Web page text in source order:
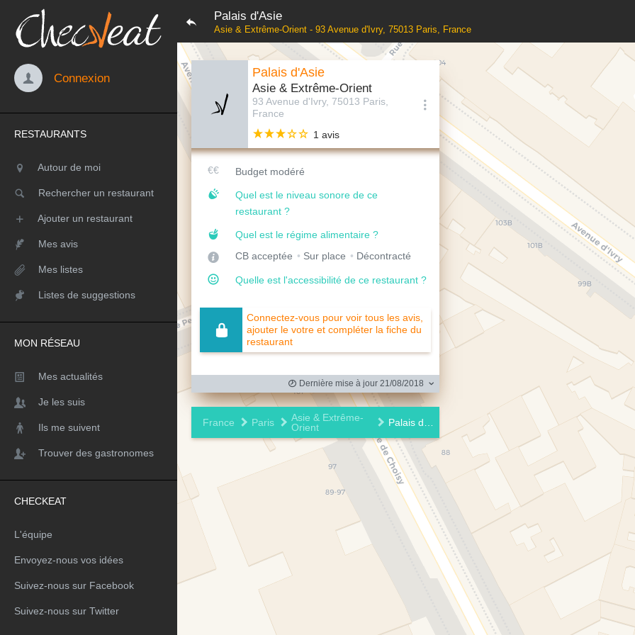
Palais d'Asie
Asie & Extrême-Orient - 93 Avenue d'Ivry, 75013 Paris, France
Connexion
RESTAURANTS
Autour de moi
Rechercher un restaurant
Ajouter un restaurant
Mes avis
Mes listes
Listes de suggestions
MON RÉSEAU
Mes actualités
Je les suis
Ils me suivent
Trouver des gastronomes
CHECKEAT
L'équipe
Envoyez-nous vos idées
Suivez-nous sur Facebook
Suivez-nous sur Twitter
Palais d'Asie
Asie & Extrême-Orient
93 Avenue d'Ivry, 75013 Paris,
France
1 avis
Budget modéré
Quel est le niveau sonore de ce
restaurant ?
Quel est le régime alimentaire ?
CB acceptée
Sur place Décontracté
Quelle est l'accessibilité de ce restaurant ?
Connectez-vous pour voir tous les avis,
ajouter le votre et compléter la fiche du
restaurant
Dernière mise à jour 21/08/2018
France Paris
Asie & Extrême-
Orient